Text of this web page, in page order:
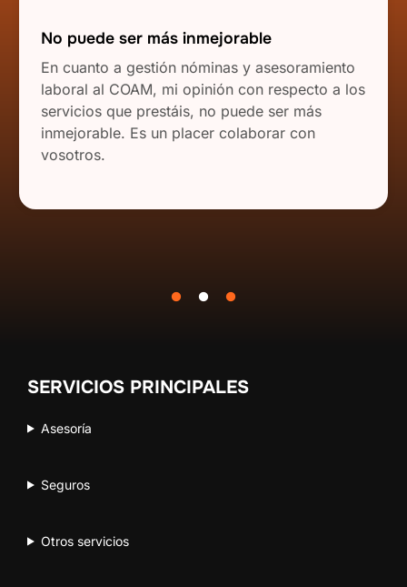
No puede ser más inmejorable
En cuanto a gestión nóminas y asesoramiento
laboral al COAM, mi opinión con respecto a los
servicios que prestáis, no puede ser más
inmejorable. Es un placer colaborar con
vosotros.
SERVICIOS PRINCIPALES
Asesoría
Seguros
Otros servicios